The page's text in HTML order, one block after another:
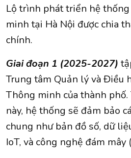
Lộ trình phát triển hệ
minh tại Hà Nội được chia
chính.
Giai đoạn 1 (2025-2027)
Trung tâm Quản lý và Điều
Thông minh của thành
này, hệ thống sẽ đảm bảo
chung như bản đồ số, dữ
IoT, và công nghệ đám mây